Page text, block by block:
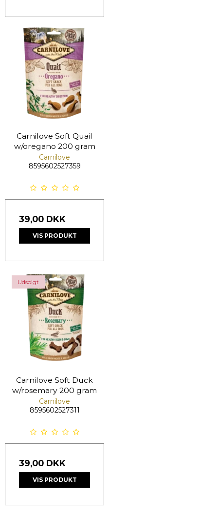
Carnilove Soft Quail
w/oregano 200 gram
Carnilove
8595602527359
39,00 DKK
VIS PRODUKT
Udsolgt
Carnilove Soft Duck
w/rosemary 200 gram
Carnilove
8595602527311
39,00 DKK
VIS PRODUKT